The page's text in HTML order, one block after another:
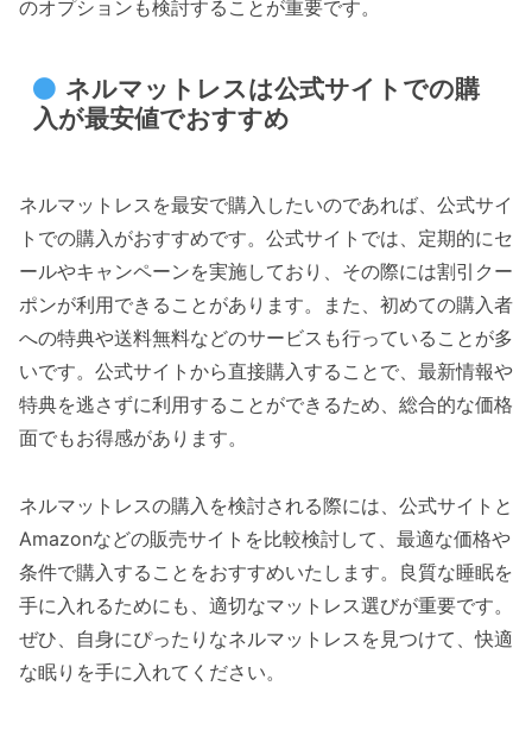
のオプションも検討することが重要です。
ネルマットレスは公式サイトでの購
入が最安値でおすすめ
ネルマットレスを最安で購入したいのであれば、公式サイ
トでの購入がおすすめです。公式サイトでは、定期的にセ
ールやキャンペーンを実施しており、その際には割引クー
ポンが利用できることがあります。また、初めての購入者
への特典や送料無料などのサービスも行っていることが多
いです。公式サイトから直接購入することで、最新情報や
特典を逃さずに利用することができるため、総合的な価格
面でもお得感があります。
ネルマットレスの購入を検討される際には、公式サイトと
Amazonなどの販売サイトを比較検討して、最適な価格や
条件で購入することをおすすめいたします。良質な睡眠を
手に入れるためにも、適切なマットレス選びが重要です。
ぜひ、自身にぴったりなネルマットレスを見つけて、快適
な眠りを手に入れてください。